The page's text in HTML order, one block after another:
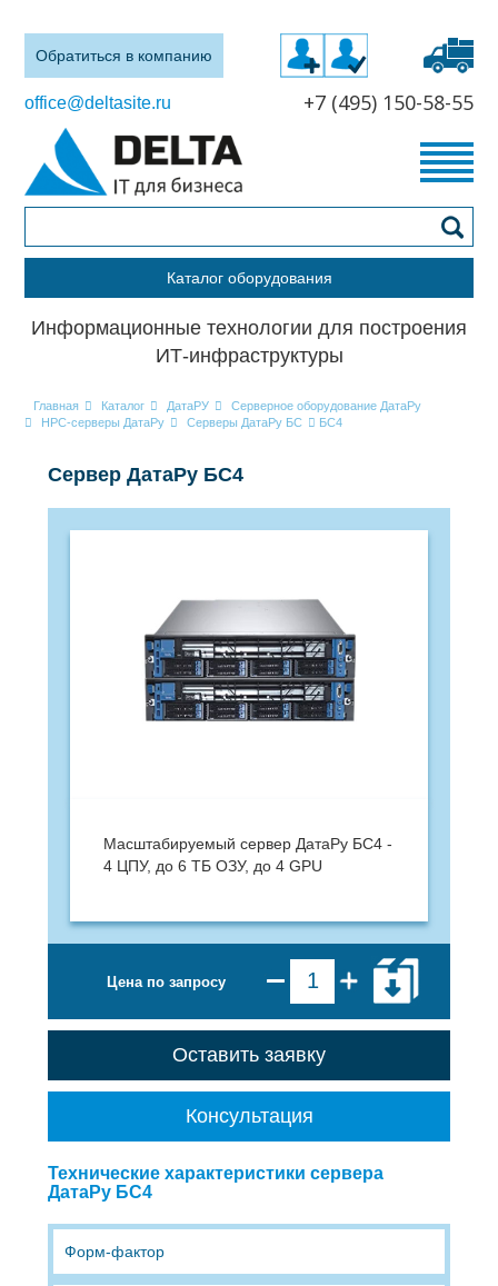
Обратиться в компанию
office@deltasite.ru +7 (495) 150-58-55
Каталог оборудования
Информационные технологии для построения
ИТ-инфраструктуры
Главная Каталог ДатаРУ
Серверное оборудование ДатаРу
HPC-серверы ДатаРу
Серверы ДатаРу БС БС4
Сервер ДатаРу БС4
Масштабируемый сервер ДатаРу БС4 -
4 ЦПУ, до 6 ТБ ОЗУ, до 4 GPU
Цена по запросу
Оставить заявку
Консультация
Технические характеристики сервера
ДатаРу БС4
Форм-фактор